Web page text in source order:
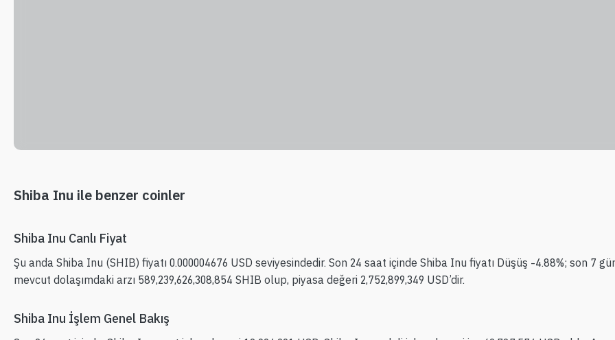
Shiba Inu ile benzer coinler
Shiba Inu Canlı Fiyat
Şu anda Shiba Inu (SHIB) fiyatı 0.000004676 USD seviyesindedir. Son 24 saat içinde Shiba Inu fiyatı Düşüş -4.88%; son 7
mevcut dolaşımdaki arzı 589,239,626,308,854 SHIB olup, piyasa değeri 2,752,899,349 USD’dir.
Shiba Inu İşlem Genel Bakış